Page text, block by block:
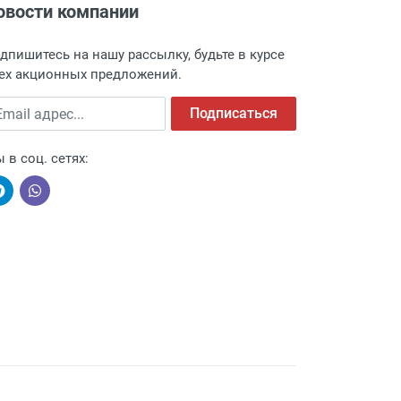
г. Москва, Переведеновский
о поступлении товара.
пункт выдачи, чтобы избежать
компаниями, поэтому легко и
компании
на нашу рассылку, будьте в курсе
акционных предложений.
адрес Подписаться
в соц. сетях: